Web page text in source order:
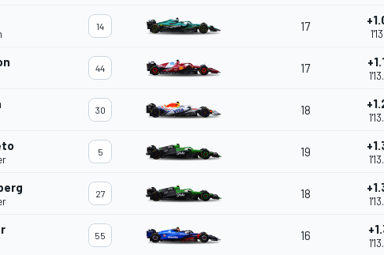
14 17
44 17
30 18
5 19
27 18
55 16